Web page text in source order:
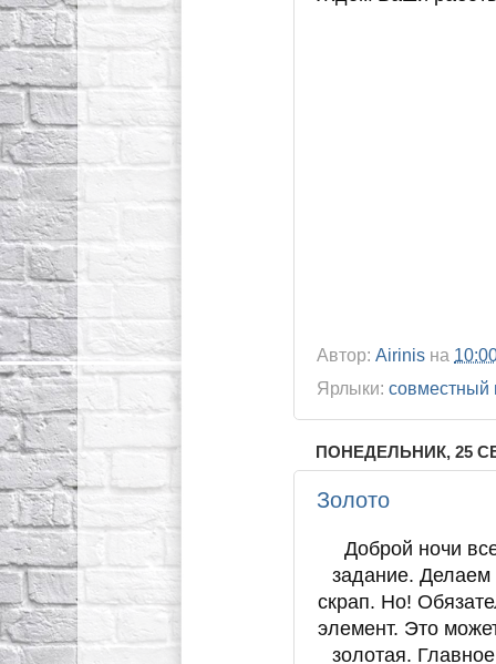
Автор: Airinis на
Ярлыки: совместный
ПОНЕДЕЛЬНИК, 25
Золото
Доброй ночи
задание.
скрап. Но!
элемент. Это
золотая.